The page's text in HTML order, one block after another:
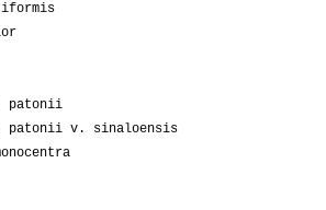
patonii
patonii v. sinaloensis